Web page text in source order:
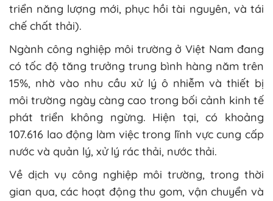
triển năng lượng mới, phục hồi tài nguyên, và tái
chế chất thải).
Ngành công nghiệp môi trường ở Việt Nam đang
có tốc độ tăng trưởng trung bình hàng năm trên
15%, nhờ vào nhu cầu xử lý ô nhiễm và thiết bị
môi trường ngày càng cao trong bối cảnh kinh tế
phát triển không ngừng. Hiện tại, có khoảng
107.616 lao động làm việc trong lĩnh vực cung cấp
nước và quản lý, xử lý rác thải, nước thải.
Về dịch vụ công nghiệp môi trường, trong thời
gian qua, các hoạt động thu gom, vận chuyển và